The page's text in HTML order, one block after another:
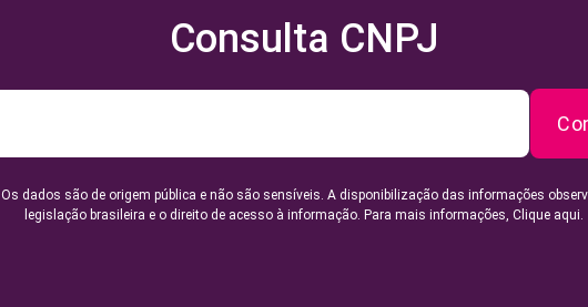
Consulta CNPJ
Os dados são de origem pública e não são sensíveis. A disponibilização das informações
legislação brasileira e o direito de acesso à informação. Para mais informações, Clique aqui.